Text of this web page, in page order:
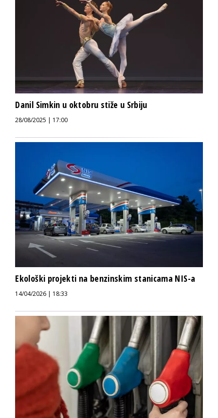
Danil Simkin u oktobru stiže u Srbiju
28/08/2025 | 17:00
Ekološki projekti na benzinskim stanicama NIS-a
14/04/2026 | 18:33